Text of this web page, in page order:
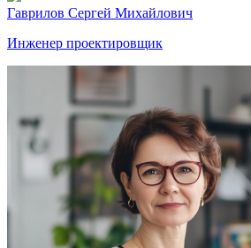
Гаврилов Сергей Михайлович
Инженер проектировщик